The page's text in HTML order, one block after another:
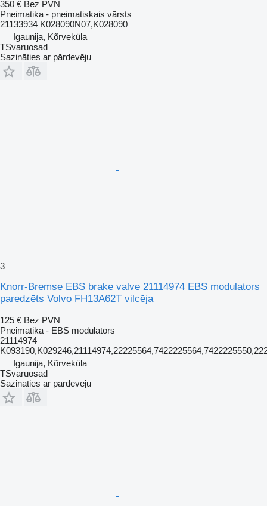
350 € Bez PVN
Pneimatika - pneimatiskais vārsts
21133934 K028090N07,K028090
Igaunija, Kõrveküla
TSvaruosad
Sazināties ar pārdevēju
3
Knorr-Bremse EBS brake valve 21114974 EBS modulators
paredzēts Volvo FH13A62T vilcēja
125 € Bez PVN
Pneimatika - EBS modulators
21114974
Igaunija, Kõrveküla
TSvaruosad
Sazināties ar pārdevēju